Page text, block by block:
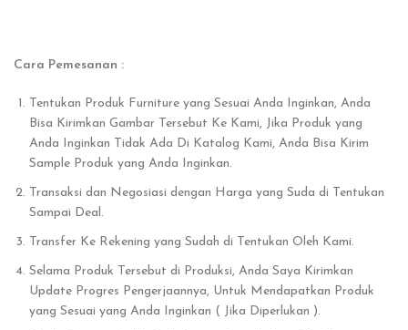
Cara Pemesanan :
Tentukan Produk Furniture yang Sesuai Anda Inginkan, Anda
Bisa Kirimkan Gambar Tersebut Ke Kami, Jika Produk yang
Anda Inginkan Tidak Ada Di Katalog Kami, Anda Bisa Kirim
Sample Produk yang Anda Inginkan.
Transaksi dan Negosiasi dengan Harga yang Suda di Tentukan
Sampai Deal.
Transfer Ke Rekening yang Sudah di Tentukan Oleh Kami.
Selama Produk Tersebut di Produksi, Anda Saya Kirimkan
Update Progres Pengerjaannya, Untuk Mendapatkan Produk
yang Sesuai yang Anda Inginkan ( Jika Diperlukan ).